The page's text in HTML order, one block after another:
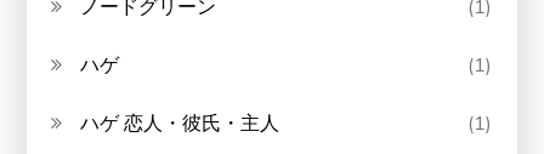
ノードグリーン (1)
ハゲ (1)
ハゲ 恋人・彼氏・主人 (1)